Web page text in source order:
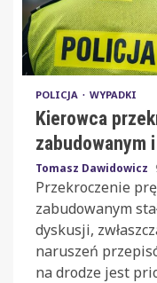
POLICJA WYPADKI
Kierowca
zabudowanym
Tomasz Dawidowicz
Przekroczenie
zabudowanym
dyskusji,
naruszeń
na drodze jest